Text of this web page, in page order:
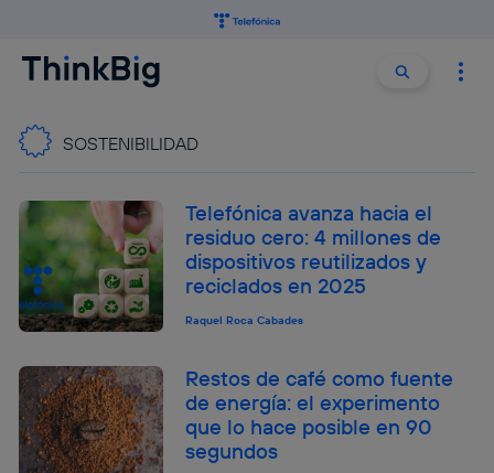
Buscar
SOSTENIBILIDAD
Telefónica avanza hacia el
residuo cero: 4 millones de
dispositivos reutilizados y
reciclados en 2025
Raquel Roca Cabades
Restos de café como fuente
de energía: el experimento
que lo hace posible en 90
segundos